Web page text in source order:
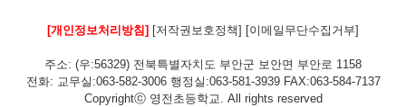
[개인정보처리방침] [저작권보호정책] [이메일무단수집거부]
주소: (우:56329) 전북특별자치도 부안군 보안면 부안로 1158
전화: 교무실:063-582-3006 행정실:063-581-3939 FAX:063-584-7137
Copyrightⓒ 영전초등학교. All rights reserved